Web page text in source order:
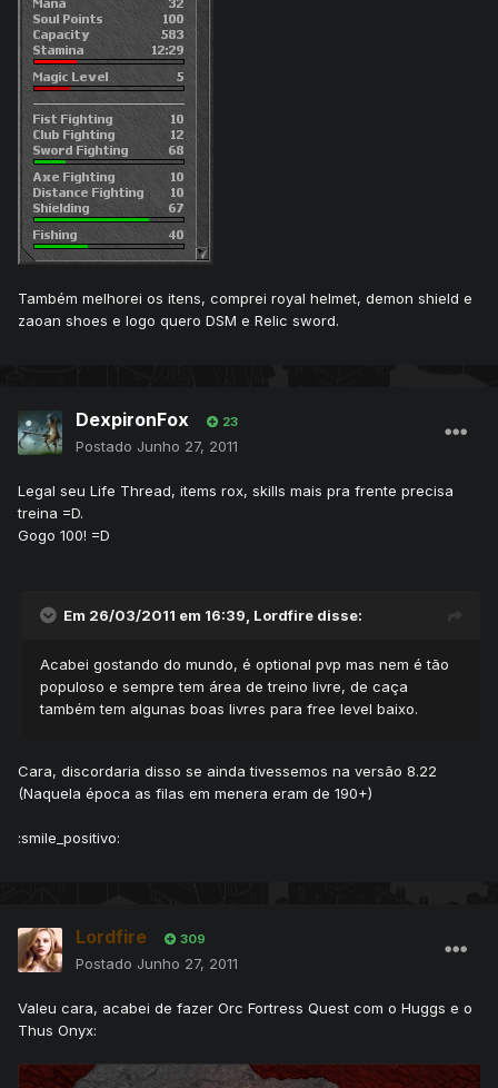
Também melhorei os itens, comprei royal helmet, demon shield e
zaoan shoes e logo quero DSM e Relic sword.
DexpironFox 23
Postado Junho 27, 2011
Legal seu Life Thread, items rox, skills mais pra frente precisa
treina =D.
Gogo 100! =D
Em 26/03/2011 em 16:39, Lordfire disse:
Acabei gostando do mundo, é optional pvp mas nem é tão
populoso e sempre tem área de treino livre, de caça
também tem algunas boas livres para free level baixo.
Cara, discordaria disso se ainda tivessemos na versão 8.22
(Naquela época as filas em menera eram de 190+)
:smile_positivo:
Lordfire 309
Postado Junho 27, 2011
Valeu cara, acabei de fazer Orc Fortress Quest com o Huggs e o
Thus Onyx: